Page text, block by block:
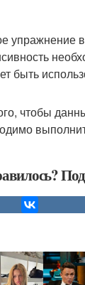
упражнение
быть
чтобы